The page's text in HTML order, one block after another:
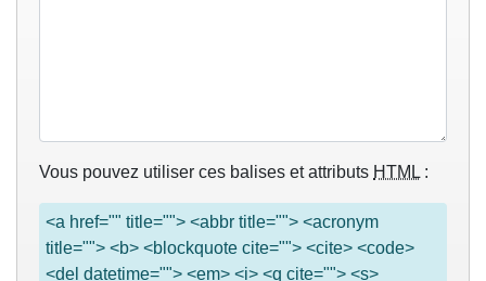
Vous pouvez utiliser ces balises et attributs HTML :
<a href="" title=""> <abbr title=""> <acronym
title=""> <b> <blockquote cite=""> <cite> <code>
<del datetime=""> <em> <i> <q cite=""> <s>